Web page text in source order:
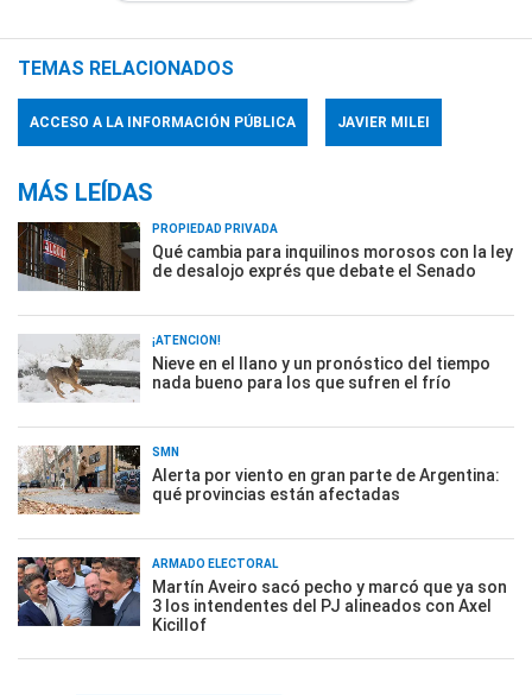
TEMAS RELACIONADOS
ACCESO A LA INFORMACIÓN PÚBLICA JAVIER MILEI
MÁS LEÍDAS
PROPIEDAD PRIVADA
Qué cambia para inquilinos morosos con la ley
de desalojo exprés que debate el Senado
¡ATENCIÓN!
Nieve en el llano y un pronóstico del tiempo
nada bueno para los que sufren el frío
SMN
Alerta por viento en gran parte de Argentina:
qué provincias están afectadas
ARMADO ELECTORAL
Martín Aveiro sacó pecho y marcó que ya son
3 los intendentes del PJ alineados con Axel
Kicillof